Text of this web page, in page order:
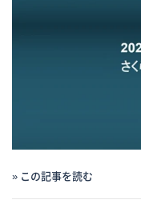
» この記事を読む